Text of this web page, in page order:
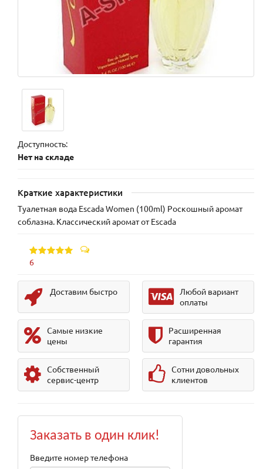
Доступность:
Нет на складе
Краткие характеристики
Туалетная вода Escada Women (100ml) Роскошный аромат
соблазна. Классический аромат от Escada
6
Доставим быстро
Любой вариант
оплаты
Самые низкие
цены
Расширенная
гарантия
Собственный
сервис-центр
Сотни довольных
клиентов
Заказать в один клик!
Введите номер телефона